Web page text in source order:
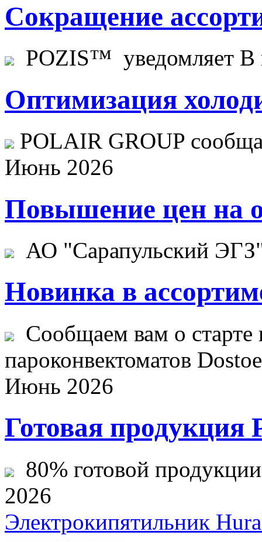
Сокращение
POZIS™ уведомляет В
Оптимизация
POLAIR GROUP
Июнь 2026
Повышение цен на
АО "Сарапульский
Новинка в
Сообщаем вам о старте
пароконвектоматов
Июнь 2026
Готовая продукция
80% готовой
2026
Электрокипятильник